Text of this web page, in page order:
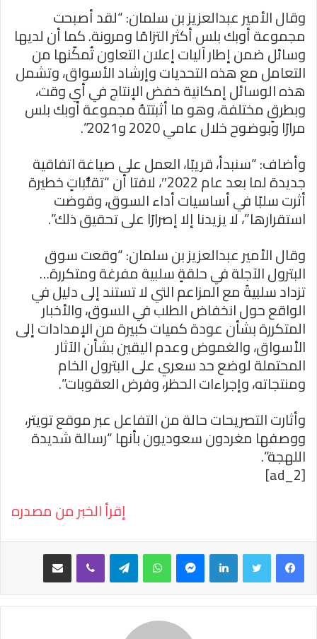
وقال الأمير عبدالعزيز بن سلمان: “لقد أصبحت
مجموعة أوبك بلس أكثر التزامًا ومرونة. كما أن لديها
وسائل ضمن إطار آليات إعلان التعاون تُمكّنها من
التعامل مع هذه التحديات وإرشاد الأسواق، وتشمل
هذه الوسائل إمكانية خفض الإنتاج في أي وقت،
وبطرقٍ مختلفة، وهو ما أثبتتهُ مجموعة أوبك بلس
مرارًا وبوضوح خلال عامي 2020 و2021”.
وأضاف: “سنبدأ، قريبًا، العمل على صياغة اتفاقية
جديدة لما بعد عام 2022″، لافتا أن “تقلُّباتٍ خطيرة
أثرت سلبًا في أساسيات أداء السوق، وقوضت
استقرارها”، لا يزيدنا إلا إصرارًا على تحقيق ذلك”.
وقال الأمير عبدالعزيز بن سلمان: “وقعت سوق
البترول الآجلة في حلقةٍ سلبية مفرغة ومتكررة…
تزداد سلبيةً مع المزاعم التي لا تستند إلى دليل في
الواقع حول انخفاض الطلب في السوق، والأخبار
المتكررة بشأن عودة كميات كبيرة من الإمدادات إلى
الأسواق، والغموض وعدم اليقين بشأن الآثار
المحتملة لوضع حد سعري على البترول الخام
ومنتجاته، وإجراءات الحظر، وفرض العقوبات”.
وأثارت التصريحات حالة من التفاعل عبر موقع تويتر،
ووصفها مغردون سعوديون بأنها “رسالة شديدة
اللهجة”.
[ad_2]
إقرأ الخبر من مصدره
فيسبوك لينكدإن واتساب تيلقرام